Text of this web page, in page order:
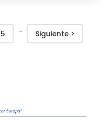
Page
5 … Next page
Siguiente >